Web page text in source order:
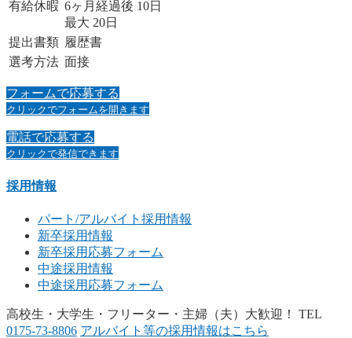
有給休暇 6ヶ月経過後 10日
最大 20日
提出書類 履歴書
選考方法 面接
フォームで応募する
クリックでフォームを開きます
電話で応募する
クリックで発信できます
採用情報
パート/アルバイト採用情報
新卒採用情報
新卒採用応募フォーム
中途採用情報
中途採用応募フォーム
高校生・大学生・フリーター・主婦（夫）大歓迎！
TEL
0175-73-8806 アルバイト等の採用情報はこちら